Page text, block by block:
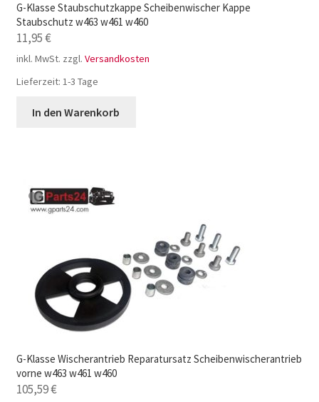
G-Klasse Staubschutzkappe Scheibenwischer Kappe
Staubschutz w463 w461 w460
11,95€
inkl. MwSt. zzgl. Versandkosten
Lieferzeit: 1-3 Tage
In den Warenkorb
G-Klasse Wischerantrieb Reparatursatz Scheibenwischerantrieb
vorne w463 w461 w460
105,59€